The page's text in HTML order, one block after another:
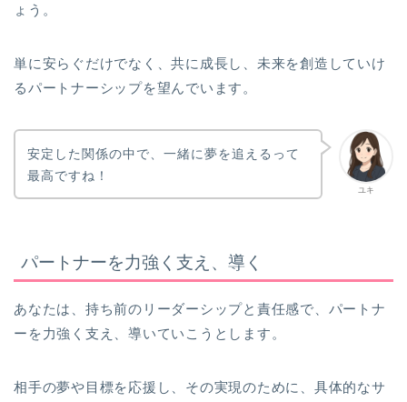
ょう。
単に安らぐだけでなく、共に成長し、未来を創造していけ
るパートナーシップを望んでいます。
ユキ
安定した関係の中で、一緒に夢を追えるって
最高ですね！
パートナーを力強く支え、導く
あなたは、持ち前のリーダーシップと責任感で、パートナ
ーを力強く支え、導いていこうとします。
相手の夢や目標を応援し、その実現のために、具体的なサ